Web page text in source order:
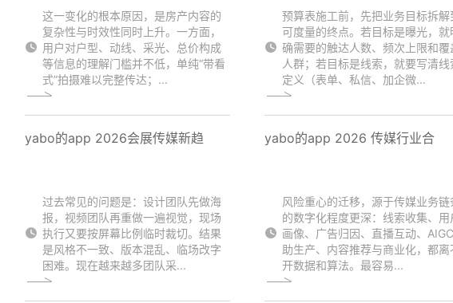
这一变化的根本原因，是房产内容的
复杂性与时效性同时上升。一方面，
用户对户型、动线、采光、总价构成
等信息的理解门槛并不低，单纯“带看
式”拍摄难以完整传达；...
预算表施工前，先把业务目标拆解
可度量的终点。若目标是曝光，就
确需要的触达人数、频次上限和覆
人群；若目标是线索，就要写清线
定义（表单、私信、加企微...
yabo的app 2026会展传媒新趋
过去常见的问题是：设计团队先做海
报，视频团队再重做一遍视觉，现场
执行又要按屏幕比例临时裁切。结果
是风格不一致、版本混乱、临场改字
困难。现在越来越多团队采...
yabo的app 2026 传媒行业合
风险重心的迁移，源于传媒业务链
的数字化程度更深：线索收集、用
画像、广告归因、直播互动、
助生产、内容推荐与商业化，都离
开数据和算法。最容易...